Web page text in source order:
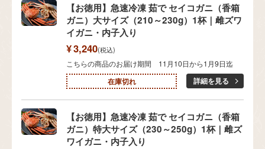
【お徳用】急速冷凍 茹で セイコガニ（香箱
ガニ）大サイズ（210～230g）1杯｜雌ズワ
イガニ・内子入り
¥3,240 税込
こちらの商品のお届け期間 11月10日から1月9日迄
在庫切れ 詳細を見る
【お徳用】急速冷凍 茹で セイコガニ（香箱
ガニ）特大サイズ（230～250g）1杯｜雌ズ
ワイガニ・内子入り